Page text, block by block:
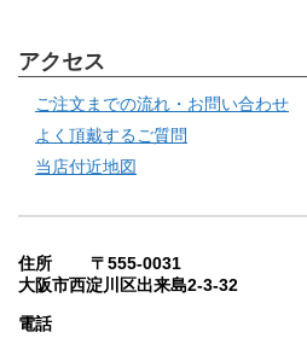
アクセス
ご注文までの流れ・お問い合わせ
よく頂戴するご質問
当店付近地図
住所 〒555-0031
大阪市西淀川区出来島2-3-32
電話